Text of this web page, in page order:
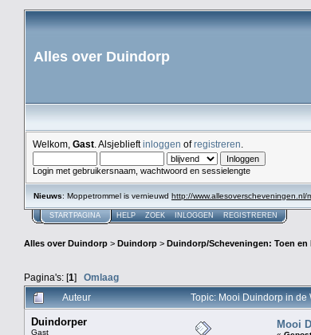
Alles over Duindorp
Welkom, Gast . Alsjeblieftinloggen ofregistreren
Login met gebruikersnaam, wachtwoord en sessielengte
Nieuws: Moppetrommel is vernieuwd http://www.allesoverscheveningen.nl/
STARTPAGINA HELP ZOEK INLOGGEN REGISTREREN
Alles over Duindorp > Duindorp > Duindorp/Scheveningen: Toen en
Pagina's: [1] Omlaag
Auteur Topic: Mooi Duindorp in
Duindorper
Gast
Mooi